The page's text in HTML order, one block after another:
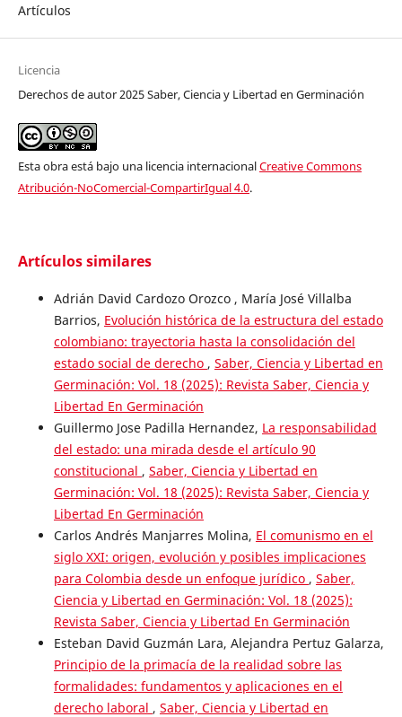
Artículos
Licencia
Derechos de autor 2025 Saber, Ciencia y Libertad en Germinación
Esta obra está bajo una licencia internacionalCreative Commons
Atribución-NoComercial-CompartirIgual 4.0.
Artículos similares
Adrián David Cardozo Orozco , María José Villalba
Barrios, Evolución histórica de la estructura del estado
colombiano: trayectoria hasta la consolidación del
estado social de derecho , Saber, Ciencia y Libertad en
Germinación: Vol. 18 (2025): Revista Saber, Ciencia y
Libertad En Germinación
Guillermo Jose Padilla Hernandez, La responsabilidad
del estado: una mirada desde el artículo 90
constitucional , Saber, Ciencia y Libertad en
Germinación: Vol. 18 (2025): Revista Saber, Ciencia y
Libertad En Germinación
Carlos Andrés Manjarres Molina, El comunismo en el
siglo XXI: origen, evolución y posibles implicaciones
para Colombia desde un enfoque jurídico , Saber,
Ciencia y Libertad en Germinación: Vol. 18 (2025):
Revista Saber, Ciencia y Libertad En Germinación
Esteban David Guzmán Lara, Alejandra Pertuz Galarza,
Principio de la primacía de la realidad sobre las
formalidades: fundamentos y aplicaciones en el
derecho laboral , Saber, Ciencia y Libertad en